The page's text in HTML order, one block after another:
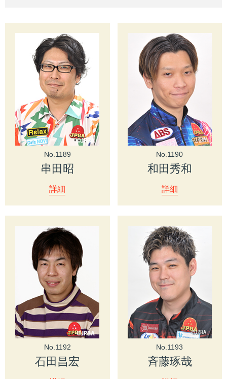
No.1189
串田昭
詳細
No.1190
和田秀和
詳細
No.1192
石田昌宏
No.1193
斉藤琢哉